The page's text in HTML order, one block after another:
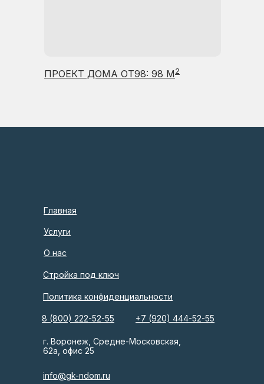
ПРОЕКТ ДОМА ОТ98: 98 М2
Главная
Услуги
О нас
8 (800) 222-52-55 +7 (920) 444-52-55
г. Воронеж, Средне-Московская,
62а, офис 25
info@gk-ndom.ru
Стройка под ключ
Политика конфиденциальности